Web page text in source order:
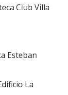
Club Villa
Esteban
La